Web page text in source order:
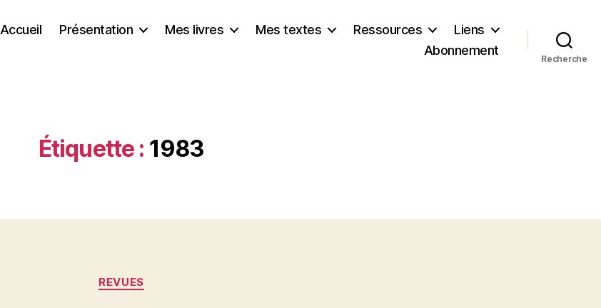
Accueil Présentation Mes livres Mes textes Ressources
Liens
Abonnement
Recherche
Étiquette : 1983
Catégories
REVUES